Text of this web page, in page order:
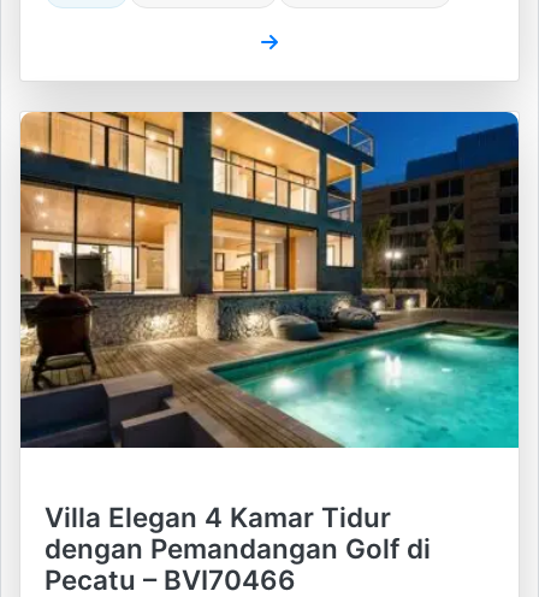
Villa Elegan 4 Kamar Tidur
dengan Pemandangan Golf di
Pecatu – BVI70466